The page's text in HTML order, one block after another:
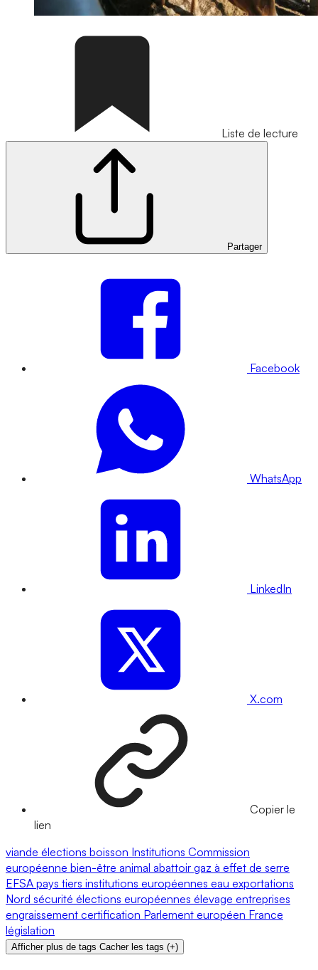
Liste de lecture
Partager
Facebook
WhatsApp
LinkedIn
X.com
Copier le
lien
viande élections boisson Institutions Commission
européenne bien-être animal abattoir gaz à effet de serre
EFSA pays tiers institutions européennes eau exportations
Nord sécurité élections européennes élevage entreprises
engraissement certification Parlement européen France
législation
Afficher plus de tags Cacher les tags (+)